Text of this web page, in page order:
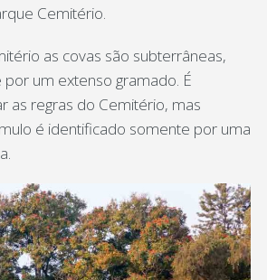
Cemitério.
as covas são subterrâneas,
um extenso gramado. É
as regras do Cemitério, mas
é identificado somente por uma